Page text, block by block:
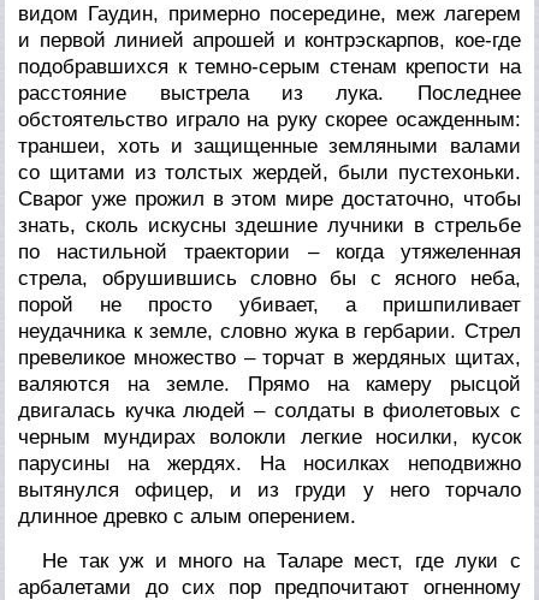
видом Гаудин, примерно посередине, меж лагерем
и первой линией апрошей и контрэскарпов, кое-где
подобравшихся к темно-серым стенам крепости на
расстояние выстрела из лука. Последнее
обстоятельство играло на руку скорее осажденным:
траншеи, хоть и защищенные земляными валами
со щитами из толстых жердей, были пустехоньки.
Сварог уже прожил в этом мире достаточно, чтобы
знать, сколь искусны здешние лучники в стрельбе
по настильной траектории – когда утяжеленная
стрела, обрушившись словно бы с ясного неба,
порой не просто убивает, а пришпиливает
неудачника к земле, словно жука в гербарии. Стрел
превеликое множество – торчат в жердяных щитах,
валяются на земле. Прямо на камеру рысцой
двигалась кучка людей – солдаты в фиолетовых с
черным мундирах волокли легкие носилки, кусок
парусины на жердях. На носилках неподвижно
вытянулся офицер, и из груди у него торчало
длинное древко с алым оперением.
Не так уж и много на Таларе мест, где луки с
арбалетами до сих пор предпочитают огненному